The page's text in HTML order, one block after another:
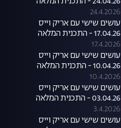
24.4.2026
עושים שישי עם אריק וייס
17.04.26 - התכנית המלאה
17.4.2026
עושים שישי עם אריק וייס
10.04.26 - התכנית המלאה
10.4.2026
עושים שישי עם אריק וייס
03.04.26 - התכנית המלאה
3.4.2026
עושים שישי עם אריק וייס